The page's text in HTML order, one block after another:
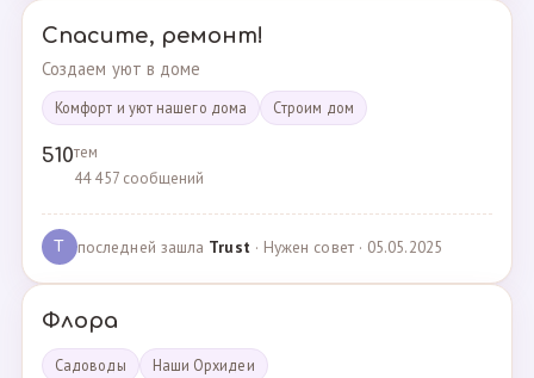
Спасите, ремонт!
Создаем уют в доме
Комфорт и уют нашего дома Cтроим дом
510тем
44 457 сообщений
T последней зашла Trust · Нужен совет · 05.05.2025
Флора
Садоводы Наши Орхидеи